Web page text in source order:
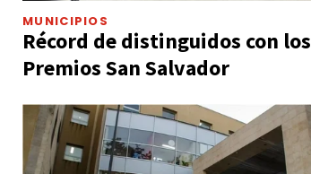
MUNICIPIOS
Récord de distinguidos con los
Premios San Salvador